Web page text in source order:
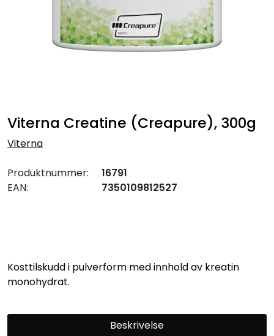
Viterna Creatine (Creapure), 300g
Viterna
Produktnummer:
16791
EAN:
7350109812527
Kosttilskudd i pulverform med innhold av kreatin
monohydrat.
Beskrivelse